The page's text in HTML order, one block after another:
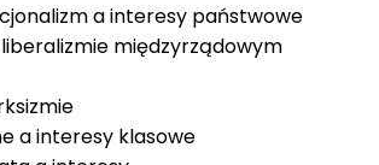
a interesy państwowe
międzyrządowym
a interesy klasowe